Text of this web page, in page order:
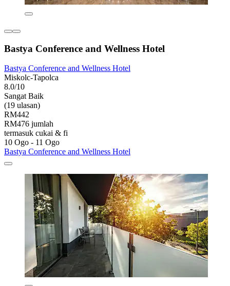
Bastya Conference and Wellness Hotel
Bastya Conference and Wellness Hotel
Miskolc-Tapolca
8.0/10
Sangat Baik
(19 ulasan)
RM442
RM476 jumlah
termasuk cukai & fi
10 Ogo - 11 Ogo
Bastya Conference and Wellness Hotel